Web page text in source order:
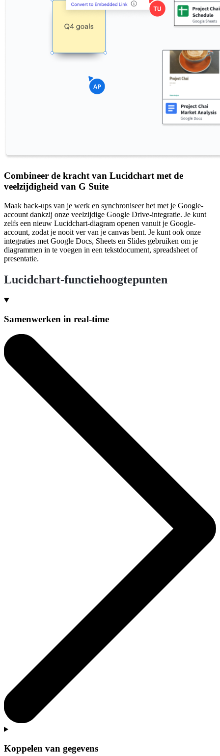
Combineer de kracht van Lucidchart met de
veelzijdigheid van G Suite
Maak back-ups van je werk en synchroniseer het met je Google-
account dankzij onze veelzijdige Google Drive-integratie. Je kunt
zelfs een nieuw Lucidchart-diagram openen vanuit je Google-
account, zodat je nooit ver van je canvas bent. Je kunt ook onze
integraties met Google Docs, Sheets en Slides gebruiken om je
diagrammen in te voegen in een tekstdocument, spreadsheet of
presentatie.
Lucidchart-functiehoogtepunten
Samenwerken in real-time
Koppelen van gegevens